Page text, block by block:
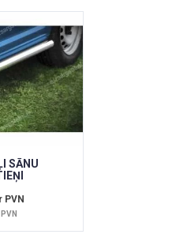
SĀNU
PVN